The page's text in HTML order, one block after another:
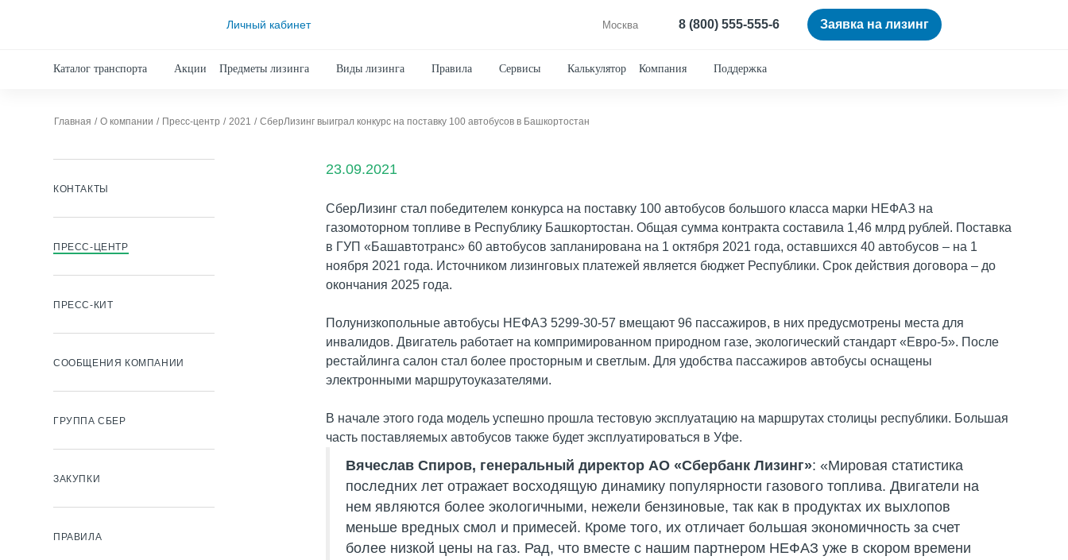
Личный кабинет Москва 8 (800) 555-555-6 Заявка на лизинг
Каталог транспорта Акции Предметы лизинга Виды лизинга Правила Сервисы Калькулятор Компания Поддержка
Главная О компании Пресс-центр 2021 СберЛизинг выиграл конкурс на поставку 100 автобусов в Башкортостан
КОНТАКТЫ
ПРЕСС-ЦЕНТР
ПРЕСС-КИТ
СООБЩЕНИЯ КОМПАНИИ
ГРУППА СБЕР
ЗАКУПКИ
ПРАВИЛА
23.09.2021
СберЛизинг стал победителем конкурса на поставку 100 автобусов большого класса марки НЕФАЗ на
газомоторном топливе в Республику Башкортостан. Общая сумма контракта составила 1,46 млрд рублей. Поставка
в ГУП «Башавтотранс» 60 автобусов запланирована на 1 октября 2021 года, оставшихся 40 автобусов – на 1
ноября 2021 года. Источником лизинговых платежей является бюджет Республики. Срок действия договора – до
окончания 2025 года.
Полунизкопольные автобусы НЕФАЗ 5299-30-57 вмещают 96 пассажиров, в них предусмотрены места для
инвалидов. Двигатель работает на компримированном природном газе, экологический стандарт «Евро-5». После
рестайлинга салон стал более просторным и светлым. Для удобства пассажиров автобусы оснащены
электронными маршрутоуказателями.
В начале этого года модель успешно прошла тестовую эксплуатацию на маршрутах столицы республики. Большая
часть поставляемых автобусов также будет эксплуатироваться в Уфе.
Вячеслав Спиров, генеральный директор АО «Сбербанк Лизинг»: «Мировая статистика
последних лет отражает восходящую динамику популярности газового топлива. Двигатели на
нем являются более экологичными, нежели бензиновые, так как в продуктах их выхлопов
меньше вредных смол и примесей. Кроме того, их отличает большая экономичность за счет
более низкой цены на газ. Рад, что вместе с нашим партнером НЕФАЗ уже в скором времени